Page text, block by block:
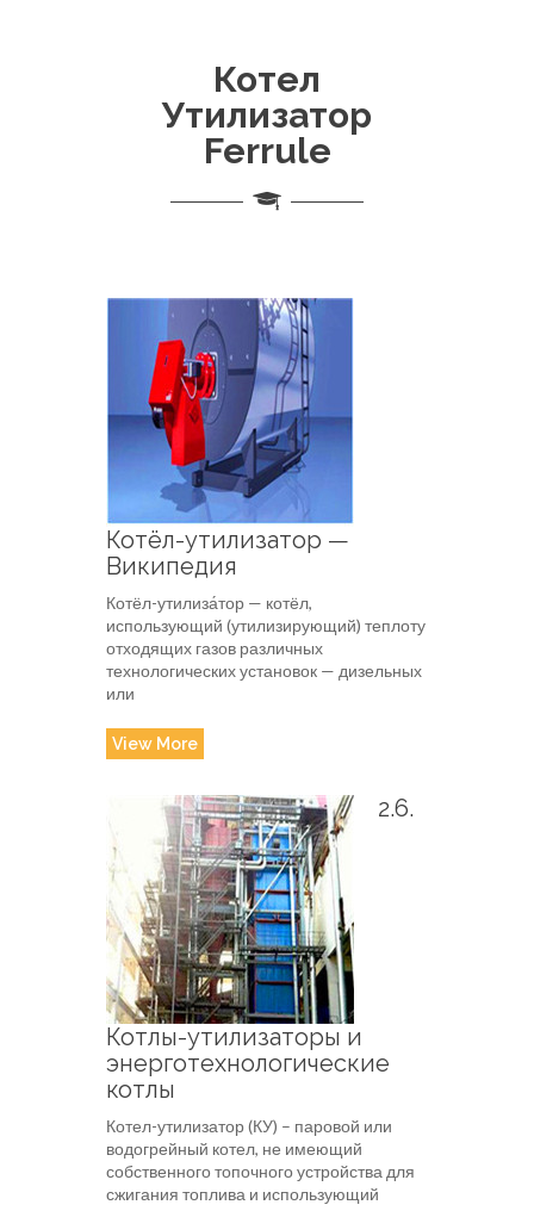
Котел
Утилизатор
Ferrule
Котёл-утилизатор —
Википедия
Котёл-утилиза́тор — котёл,
использующий (утилизирующий) теплоту
отходящих газов различных
технологических установок — дизельных
или
View More
2.6.
Котлы-утилизаторы и
энерготехнологические
котлы
Котел-утилизатор (КУ) – паровой или
водогрейный котел, не имеющий
собственного топочного устройства для
сжигания топлива и использующий